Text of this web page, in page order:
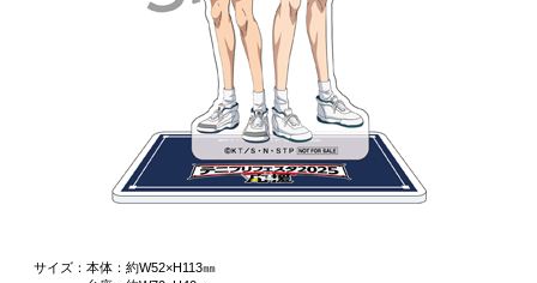
サイズ：本体：約W52×H113㎜